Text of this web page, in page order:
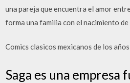
una pareja que encuentra el amor
forma una familia con el nacimiento de
Comics clasicos mexicanos de los
Saga es una empresa